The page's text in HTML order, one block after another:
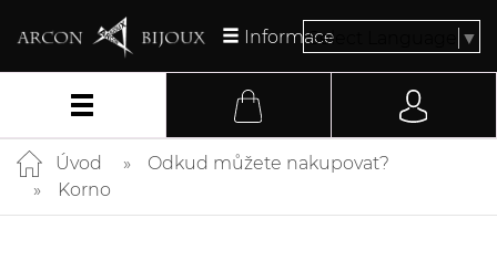
InformaceSelect Language ▼
Úvod
Odkud můžete nakupovat?
Korno